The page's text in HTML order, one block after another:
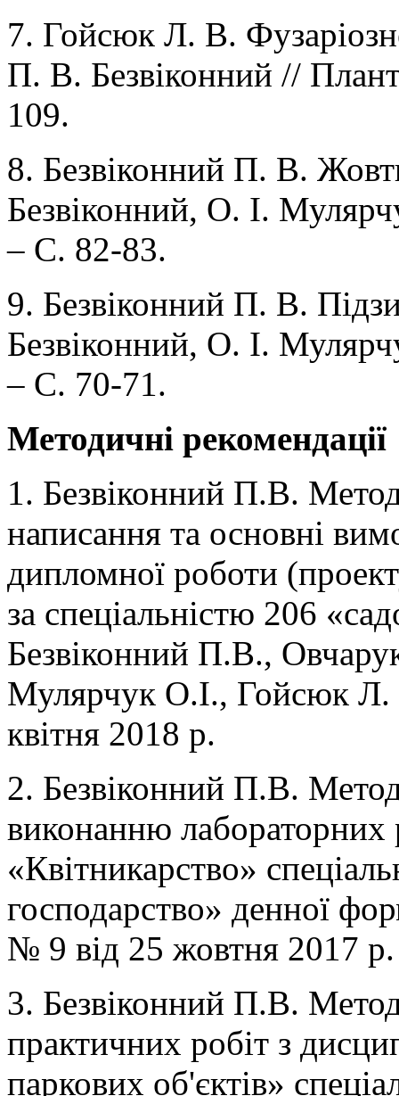
7. Гойсюк Л. В.
П. В. Безвіконний //
109.
8. Безвіконний П. В.
Безвіконний, О. І.
– С. 82-83.
9. Безвіконний П. В.
Безвіконний, О. І.
– С. 70-71.
Методичні рекомендації
1. Безвіконний П.В.
написання та основні
дипломної роботи
за спеціальністю 206
Безвіконний П.В.,
Мулярчук О.І., Гойсюк
квітня 2018 р.
2. Безвіконний П.В.
виконанню лабораторних
«Квітникарство»
господарство» денної
№ 9 від 25 жовтня 2017 р.
3. Безвіконний П.В.
практичних робіт з
паркових об'єктів»